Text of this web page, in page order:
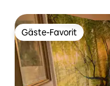
Gäste-Favorit
Gäste-Favorit